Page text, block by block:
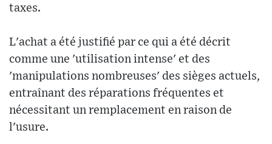
taxes.
L'achat a été justifié par ce qui a été décrit
comme une 'utilisation intense' et des
'manipulations nombreuses' des sièges actuels,
entraînant des réparations fréquentes et
nécessitant un remplacement en raison de
l'usure.